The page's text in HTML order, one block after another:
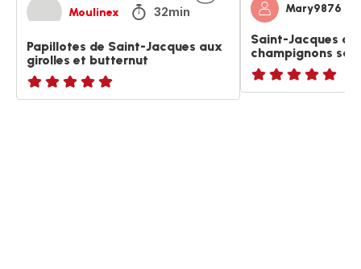
Moulinex 32min
Papillotes de Saint-Jacques aux
girolles et butternut
ratings.NaN
Mary9876
Saint-Jacques
champignons
Avis